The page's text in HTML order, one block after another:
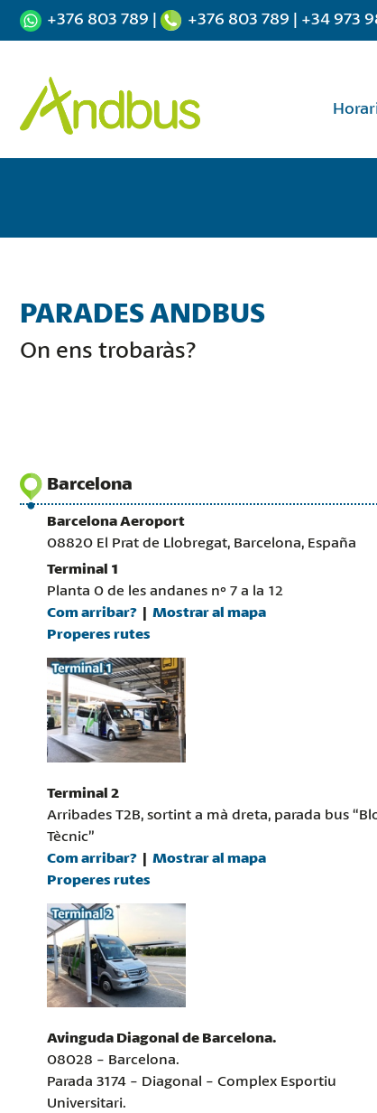
+376 803 789 | +376 803 789 | +34 973
PARADES ANDBUS
On ens trobaràs?
Barcelona
Barcelona Aeroport
08820 El Prat de Llobregat, Barcelona, España
Terminal 1
Planta 0 de les andanes nº 7 a la 12
Com arribar?
Mostrar al mapa
Properes rutes
Terminal 2
Arribades T2B, sortint a mà dreta, parada bus
Tècnic”
Com arribar?
Mostrar al mapa
Properes rutes
Avinguda Diagonal de Barcelona.
08028 - Barcelona.
Parada 3174 - Diagonal - Complex Esportiu
Universitari.